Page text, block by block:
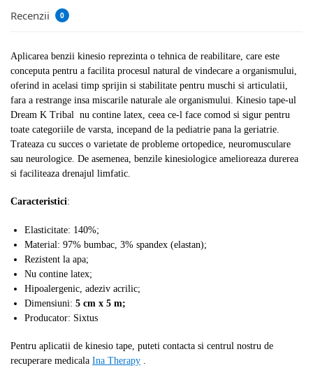
Recenzii 0
Aplicarea benzii kinesio reprezinta o tehnica de reabilitare, care este
conceputa pentru a facilita procesul natural de vindecare a organismului,
oferind in acelasi timp sprijin si stabilitate pentru muschi si articulatii,
fara a restrange insa miscarile naturale ale organismului. Kinesio tape-ul
Dream K Tribal nu contine latex, ceea ce-l face comod si sigur pentru
toate categoriile de varsta, incepand de la pediatrie pana la geriatrie.
Trateaza cu succes o varietate de probleme ortopedice, neuromusculare
sau neurologice. De asemenea, benzile kinesiologice amelioreaza durerea
si faciliteaza drenajul limfatic.
Caracteristici:
Elasticitate: 140%;
Material: 97% bumbac, 3% spandex (elastan);
Rezistent la apa;
Nu contine latex;
Hipoalergenic, adeziv acrilic;
Dimensiuni: 5 cm x 5 m;
Producator: Sixtus
Pentru aplicatii de kinesio tape, puteti contacta si centrul nostru de
recuperare medicala Ina Therapy .